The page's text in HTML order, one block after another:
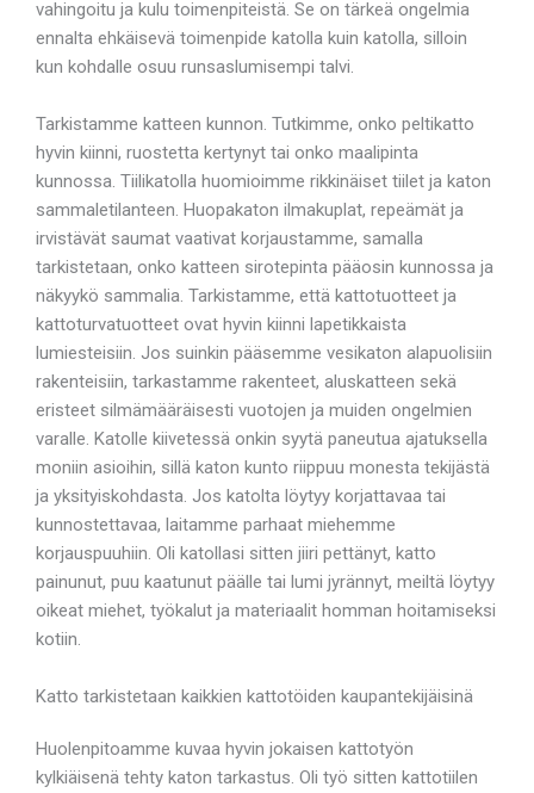
vahingoitu ja kulu toimenpiteistä. Se on tärkeä ongelmia
ennalta ehkäisevä toimenpide katolla kuin katolla, silloin
kun kohdalle osuu runsaslumisempi talvi.
Tarkistamme katteen kunnon. Tutkimme, onko peltikatto
hyvin kiinni, ruostetta kertynyt tai onko maalipinta
kunnossa. Tiilikatolla huomioimme rikkinäiset tiilet ja katon
sammaletilanteen. Huopakaton ilmakuplat, repeämät ja
irvistävät saumat vaativat korjaustamme, samalla
tarkistetaan, onko katteen sirotepinta pääosin kunnossa ja
näkyykö sammalia. Tarkistamme, että kattotuotteet ja
kattoturvatuotteet ovat hyvin kiinni lapetikkaista
lumiesteisiin. Jos suinkin pääsemme vesikaton alapuolisiin
rakenteisiin, tarkastamme rakenteet, aluskatteen sekä
eristeet silmämääräisesti vuotojen ja muiden ongelmien
varalle. Katolle kiivetessä onkin syytä paneutua ajatuksella
moniin asioihin, sillä katon kunto riippuu monesta tekijästä
ja yksityiskohdasta. Jos katolta löytyy korjattavaa tai
kunnostettavaa, laitamme parhaat miehemme
korjauspuuhiin. Oli katollasi sitten jiiri pettänyt, katto
painunut, puu kaatunut päälle tai lumi jyrännyt, meiltä löytyy
oikeat miehet, työkalut ja materiaalit homman hoitamiseksi
kotiin.
Katto tarkistetaan kaikkien kattotöiden kaupantekijäisinä
Huolenpitoamme kuvaa hyvin jokaisen kattotyön
kylkiäisenä tehty katon tarkastus. Oli työ sitten kattotiilen